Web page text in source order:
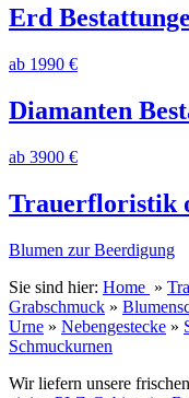
Erd
ab 1990 €
Diamanten
ab 3900 €
Trauerfloristik
Blumen zur Beerdigung
Sie sind hier: Home »
Grabschmuck »
Urne » Nebengestecke »
Schmuckurnen
Wir liefern unsere